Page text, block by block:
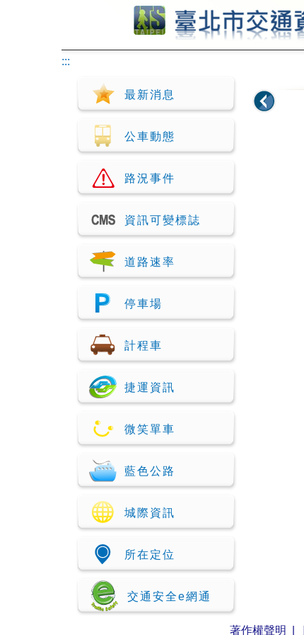
:::
最新消息
公車動態
路況事件
資訊可變標誌
道路速率
停車場
計程車
捷運資訊
微笑單車
藍色公路
城際資訊
所在定位
交通安全e網通
著作權聲明